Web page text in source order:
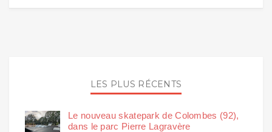
LES PLUS RÉCENTS
Le nouveau skatepark de Colombes (92),
dans le parc Pierre Lagravère